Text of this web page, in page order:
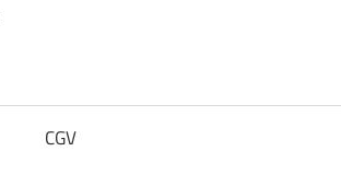
CGV